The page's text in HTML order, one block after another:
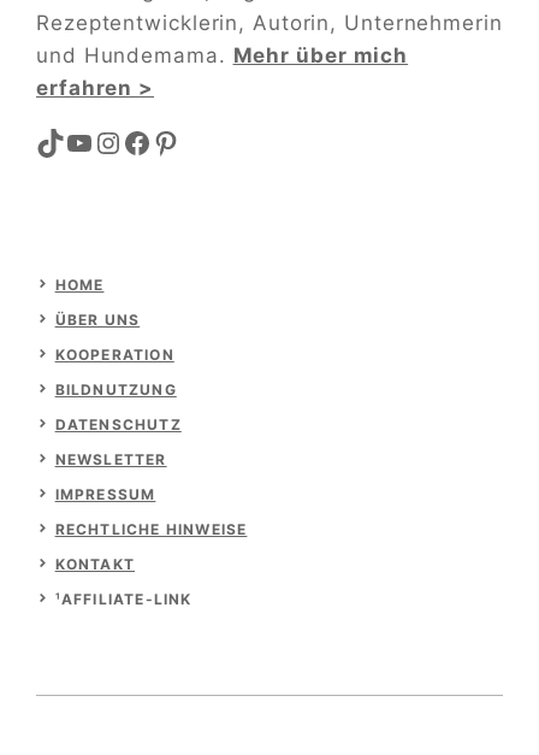
Rezeptentwicklerin, Autorin, Unternehmerin
und Hundemama. Mehr über mich
erfahren >
TikTok
YouTube
Instagram
Facebook
Pinterest
HOME
ÜBER UNS
KOOPERATION
BILDNUTZUNG
DATENSCHUTZ
NEWSLETTER
IMPRESSUM
RECHTLICHE HINWEISE
KONTAKT
¹AFFILIATE-LINK